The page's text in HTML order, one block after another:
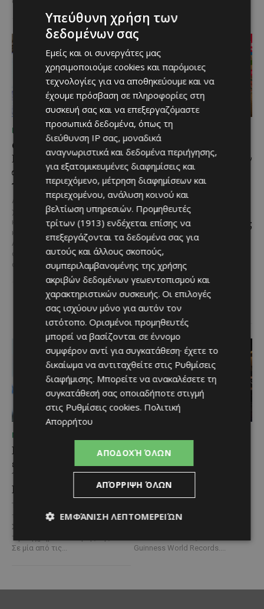
ΜΈΝΟΥΜΕ ΕΝΗΜΕΡΩΜΈΝΟΙ
Ο Λευκαρίτικος τταβάς:
Η αυθεντική κυπριακή
συνταγή που περνά από
γενιά σε γενιά
Ανάμεσα στα πιο
χαρακτηριστικά φαγητά της
κυπριακής παραδοσιακής
κουζίνας ξεχωρίζει ο
Λευκαρίτικος τταβάς, ένα
φαγητό που συνδέεται
άρρηκτα...
ΜΈΝΟΥΜΕ ΕΝΗΜΕΡΩΜΈΝΟΙ
Εμβληματική
Τουριστική Έκταση στην
Παραλιακή Ζώνη
Αλαμινού με
Αδειοδοτημένη
Ξενοδοχειακή Ανάπτυξη
και Πανοραμική Θέα της
Θάλασσας
Μια εξαιρετικά σπάνια
επενδυτική ευκαιρία
παρουσιάζεται στην παραλιακή
περιοχή του Αλαμινού, στην
επαρχία Λάρνακας. Πρόκειται
για τρία συνεχόμενα...
ΜΈΝΟΥΜΕ ΕΝΗΜΕΡΩΜΈΝΟΙ
Επένδυση €31 εκατ. για
εκσυγχρονισμό των
Υπηρεσιών Κοινωνικής
Ευημερίας
Το έργο υλοποιείται στο πλαίσιο
του Προγράμματος Πολιτικής
Συνοχής «ΘΑΛΕΙΑ2021-2027», με
τη συγχρηματοδότησης της ΕΕ
Σε μία από τις...
Νέα διεθνής διάκριση και
παγκόσμιο ρεκόρ για το
Nissan Qashqai e-
POWER
αποδεικνύει στην πράξη την
Guinness World Records....
Υπεύθυνη χρήση των
δεδομένων σας
Εμείς και οι συνεργάτες μας
χρησιμοποιούμε cookies και παρόμοιες
τεχνολογίες για να αποθηκεύουμε και να
έχουμε πρόσβαση σε πληροφορίες στη
συσκευή σας και να επεξεργαζόμαστε
προσωπικά δεδομένα, όπως τη
διεύθυνση IP σας, μοναδικά
αναγνωριστικά και δεδομένα περιήγησης,
για εξατομικευμένες διαφημίσεις και
περιεχόμενο, μέτρηση διαφημίσεων και
περιεχομένου, ανάλυση κοινού και
βελτίωση υπηρεσιών. Προμηθευτές
τρίτων (1913) ενδέχεται επίσης να
επεξεργάζονται τα δεδομένα σας για
αυτούς και άλλους σκοπούς,
συμπεριλαμβανομένης της χρήσης
ακριβών δεδομένων γεωεντοπισμού και
χαρακτηριστικών συσκευής. Οι επιλογές
σας ισχύουν μόνο για αυτόν τον
ιστότοπο. Ορισμένοι προμηθευτές
μπορεί να βασίζονται σε έννομο
συμφέρον αντί για συγκατάθεση· έχετε το
δικαίωμα να αντιταχθείτε στις Ρυθμίσεις
διαφήμισης. Μπορείτε να ανακαλέσετε τη
συγκατάθεσή σας οποιαδήποτε στιγμή
στις Ρυθμίσεις cookies. Πολιτική
Απορρήτου
ΑΠΟΔΟΧΉ ΌΛΩΝ
ΑΠΌΡΡΙΨΗ ΌΛΩΝ
ΕΜΦΆΝΙΣΗ ΛΕΠΤΟΜΕΡΕΙΏΝ